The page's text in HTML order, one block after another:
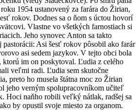
1954 ustanovený za farára do Žirian,
rokov. Dodnes sa o ňom s úctou hovorí
Vlastne vo všetkých farnostiach si
Jeho synovec Anton sa takto
pastorácii: Asi šesť rokov pôsobil ako farár
asi sedem jazykov. V tejto obci bola
im on poskytoval. Ľudia z celého
veľmi radi. Ľudia sem skutočne
preto ho musela štátna moc zo Žirian
jeho verným spolupracovníkom učiteľ
Hoci naňho robili veľký nátlak, radšej sa
by opustil svoje miesto za organom.